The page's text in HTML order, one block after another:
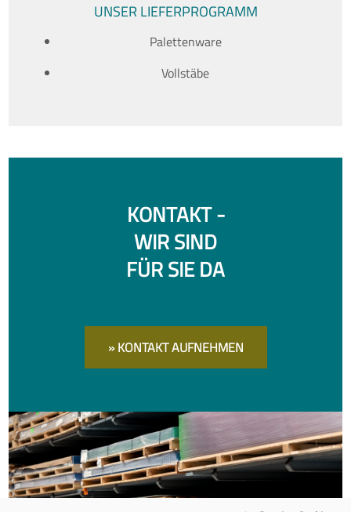
UNSER LIEFERPROGRAMM
Palettenware
Vollstäbe
KONTAKT -
WIR SIND
FÜR SIE DA
» KONTAKT AUFNEHMEN